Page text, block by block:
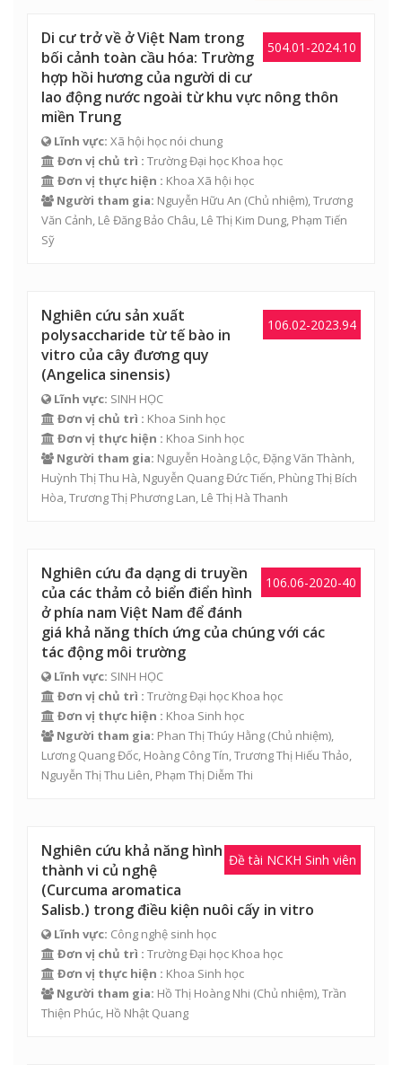
504.01-2024.10
Di cư trở về ở Việt Nam trong
bối cảnh toàn cầu hóa: Trường
hợp hồi hương của người di cư
lao động nước ngoài từ khu vực nông thôn
miền Trung
Lĩnh vực: Xã hội học nói chung
Đơn vị chủ trì : Trường Đại học Khoa học
Đơn vị thực hiện : Khoa Xã hội học
Người tham gia: Nguyễn Hữu An (Chủ nhiệm), Trương
Văn Cảnh, Lê Đăng Bảo Châu, Lê Thị Kim Dung, Phạm Tiến
Sỹ
106.02-2023.94
Nghiên cứu sản xuất
polysaccharide từ tế bào in
vitro của cây đương quy
(Angelica sinensis)
Lĩnh vực: SINH HỌC
Đơn vị chủ trì : Khoa Sinh học
Đơn vị thực hiện : Khoa Sinh học
Người tham gia: Nguyễn Hoàng Lộc, Đặng Văn Thành,
Huỳnh Thị Thu Hà, Nguyễn Quang Đức Tiến, Phùng Thị Bích
Hòa,Trương Thị Phương Lan, Lê Thị Hà Thanh
106.06-2020-40
Nghiên cứu đa dạng di truyền
của các thảm cỏ biển điển hình
ở phía nam Việt Nam để đánh
giá khả năng thích ứng của chúng với các
tác động môi trường
Lĩnh vực: SINH HỌC
Đơn vị chủ trì : Trường Đại học Khoa học
Đơn vị thực hiện : Khoa Sinh học
Người tham gia: Phan Thị Thúy Hằng (Chủ nhiệm),
Lương Quang Đốc, Hoàng Công Tín,Trương Thị Hiếu Thảo,
Nguyễn Thị Thu Liên, Phạm Thị Diễm Thi
Đề tài NCKH Sinh viên
Nghiên cứu khả năng hình
thành vi củ nghệ
(Curcuma aromatica
Salisb.) trong điều kiện nuôi cấy in vitro
Lĩnh vực: Công nghệ sinh học
Đơn vị chủ trì : Trường Đại học Khoa học
Đơn vị thực hiện : Khoa Sinh học
Người tham gia: Hồ Thị Hoàng Nhi (Chủ nhiệm), Trần
Thiện Phúc, Hồ Nhật Quang